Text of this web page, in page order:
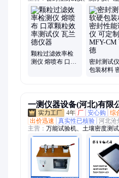
粘检测仪、注射针刚性测试仪、
电子瓶壁厚测量仪、玻璃瓶抗冲
仪、导管流量测试仪、质构仪、
用针管韧性测试仪、垂直轴偏差
试仪、缝合线线径测量仪、安瓿
测试仪、锋利度测试仪、智能电
颗粒过滤效率检
测仪 熔喷布 口罩
密封测试
包装材料
一测仪器设备(河北)有限
4年 厂 安心购 综
出价迅速
真实性已核验 河北沧
主营： 万能试验机、土壤密度测
检测仪器、测试仪、试验仪、土
土工布检测仪器、沥青混合料检
泥砂浆检测仪器、陶瓷检测设备
设备、无损检测设备、安全检测
石油沥青检测仪器、试验机、试